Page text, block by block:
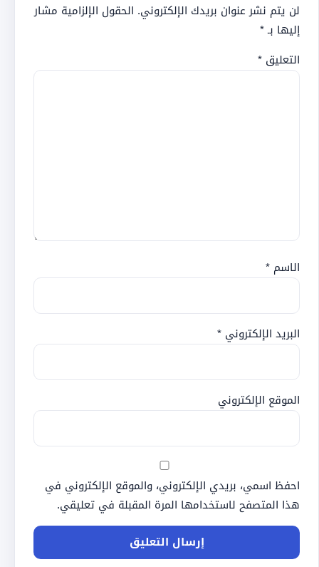
لن يتم نشر عنوان بريدك الإلكتروني. الحقول الإلزامية مشار
إليها بـ*
التعليق *
الاسم *
البريد الإلكتروني *
الموقع الإلكتروني
احفظ اسمي، بريدي الإلكتروني، والموقع الإلكتروني في
هذا المتصفح لاستخدامها المرة المقبلة في تعليقي.